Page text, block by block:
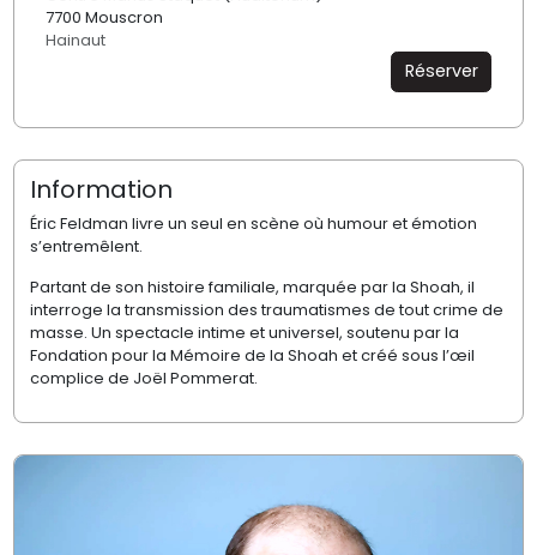
7700 Mouscron
Hainaut
Réserver
Information
Éric Feldman livre un seul en scène où humour et émotion
s’entremêlent.
Partant de son histoire familiale, marquée par la Shoah, il
interroge la transmission des traumatismes de tout crime de
masse. Un spectacle intime et universel, soutenu par la
Fondation pour la Mémoire de la Shoah et créé sous l’œil
complice de Joël Pommerat.